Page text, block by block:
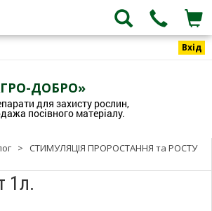
Вхід
ДОБРО»
для захисту рослин,
посівного матеріалу.
>
СТИМУЛЯЦІЯ ПРОРОСТАННЯ та РОСТУ
1л.